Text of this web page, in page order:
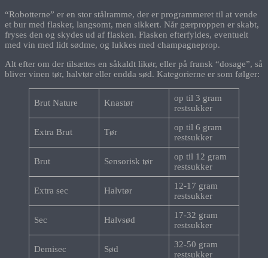
“Robotterne” er en stor stålramme, der er programmeret til at vende
et bur med flasker, langsomt, men sikkert. Når gærproppen er skabt,
fryses den og skydes ud af flasken. Flasken efterfyldes, eventuelt
med vin med lidt sødme, og lukkes med champagneprop.
Alt efter om der tilsættes en såkaldt likør, eller på fransk “dosage”, så
bliver vinen tør, halvtør eller endda sød. Kategorierne er som følger:
Brut Nature Knastør
op til 3 gram
restsukker
Extra Brut Tør
op til 6 gram
restsukker
Brut Sensorisk tør
op til 12 gram
restsukker
Extra sec Halvtør
12-17 gram
restsukker
Sec Halvsød
17-32 gram
restsukker
Demisec Sød
32-50 gram
restsukker